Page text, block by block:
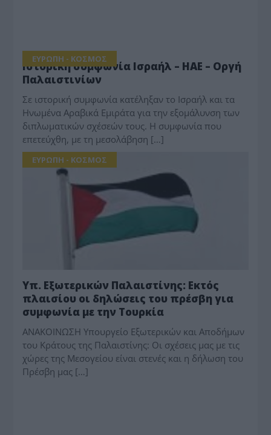
ΕΥΡΩΠΗ - ΚΟΣΜΟΣ
Ιστορική συμφωνία Ισραήλ – ΗΑΕ – Οργή
Παλαιστινίων
Σε ιστορική συμφωνία κατέληξαν το Ισραήλ και τα
Ηνωμένα Αραβικά Εμιράτα για την εξομάλυνση των
διπλωματικών σχέσεών τους. Η συμφωνία που
επετεύχθη, με τη μεσολάβηση […]
ΕΥΡΩΠΗ - ΚΟΣΜΟΣ
Υπ. Εξωτερικών Παλαιστίνης: Εκτός
πλαισίου οι δηλώσεις του πρέσβη για
συμφωνία με την Τουρκία
ΑΝΑΚΟΙΝΩΣΗ Υπουργείο Εξωτερικών και Αποδήμων
του Κράτους της Παλαιστίνης: Οι σχέσεις μας με τις
χώρες της Μεσογείου είναι στενές και η δήλωση του
Πρέσβη μας […]